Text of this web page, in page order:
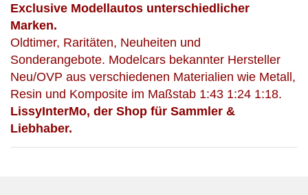
Exclusive Modellautos unterschiedlicher
Marken.
Oldtimer, Raritäten, Neuheiten und
Sonderangebote. Modelcars bekannter Hersteller
Neu/OVP aus verschiedenen Materialien wie Metall,
Resin und Komposite im Maßstab 1:43 1:24 1:18.
LissyInterMo, der Shop für Sammler &
Liebhaber.